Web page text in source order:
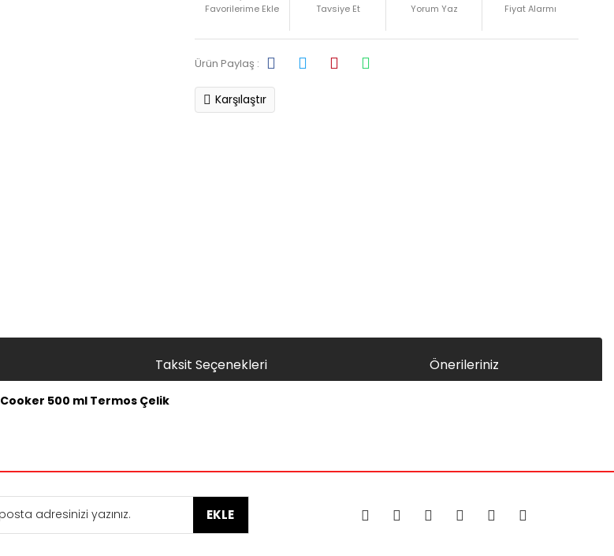
Tavsiye Et Yorum Yaz Fiyat Alarmı
Ürün Paylaş :
Karşılaştır
Taksit Seçenekleri Önerileriniz
Cooker 500 ml Termos Çelik
Yorum Yaz EKLE